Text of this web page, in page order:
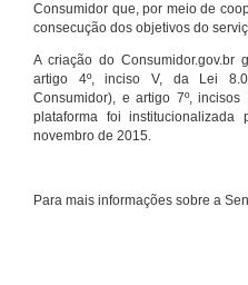
Consumidor que, por meio de
consecução dos objetivos do
A criação do
artigo 4º, inciso V, da Lei
Consumidor), e artigo 7º,
plataforma foi
novembro de 2015.
Para mais informações sobre a